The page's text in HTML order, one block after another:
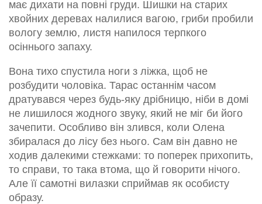
має дихати на повні груди. Шишки на старих
хвойних деревах налилися вагою, гриби пробили
вологу землю, листя напилося терпкого
осіннього запаху.
Вона тихо спустила ноги з ліжка, щоб не
розбудити чоловіка. Тарас останнім часом
дратувався через будь-яку дрібницю, ніби в домі
не лишилося жодного звуку, який не міг би його
зачепити. Особливо він злився, коли Олена
збиралася до лісу без нього. Сам він давно не
ходив далекими стежками: то поперек прихопить,
то справи, то така втома, що й говорити нічого.
Але її самотні вилазки сприймав як особисту
образу.